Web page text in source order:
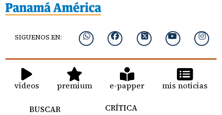
SIGUENOS EN:
videos premium e-papper mis noticias
BUSCAR
CRÍTICA